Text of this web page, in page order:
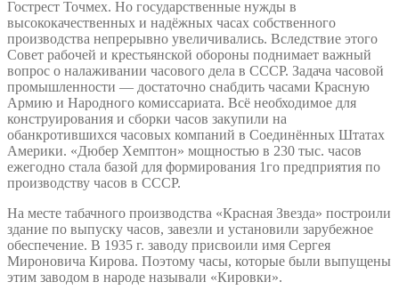
Гострест Точмех. Но государственные нужды в
высококачественных и надёжных часах собственного
производства непрерывно увеличивались. Вследствие этого
Совет рабочей и крестьянской обороны поднимает важный
вопрос о налаживании часового дела в СССР. Задача часовой
промышленности — достаточно снабдить часами Красную
Армию и Народного комиссариата. Всё необходимое для
конструирования и сборки часов закупили на
обанкротившихся часовых компаний в Соединённых Штатах
Америки. «Дюбер Хемптон» мощностью в 230 тыс. часов
ежегодно стала базой для формирования 1го предприятия по
производству часов в СССР.
На месте табачного производства «Красная Звезда» построили
здание по выпуску часов, завезли и установили зарубежное
обеспечение. В 1935 г. заводу присвоили имя Сергея
Мироновича Кирова. Поэтому часы, которые были выпущены
этим заводом в народе называли «Кировки».